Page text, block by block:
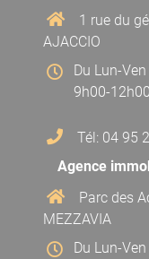
1 rue du
AJACCIO
Du Lun-Ven
9h00-
Tél: 04 95
Agence
Parc des
MEZZAVIA
Du Lun-Ven